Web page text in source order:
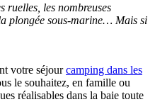
ruelles, les nombreuses
plongée sous-marine… Mais si
votre séjourcamping dans les
le souhaitez, en famille ou
réalisables dans la baie toute